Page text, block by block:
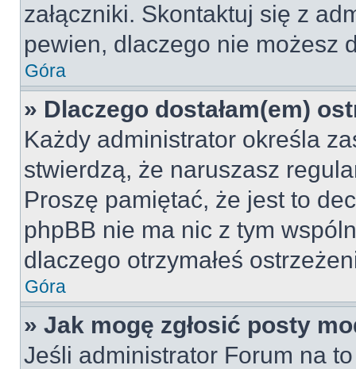
załączniki. Skontaktuj się z
pewien, dlaczego nie możesz
Góra
» Dlaczego dostałam(em)
Każdy administrator określa
stwierdzą, że naruszasz
Proszę pamiętać, że jest to
phpBB nie ma nic z tym
dlaczego otrzymałeś
Góra
» Jak mogę zgłosić posty
Jeśli administrator Forum na